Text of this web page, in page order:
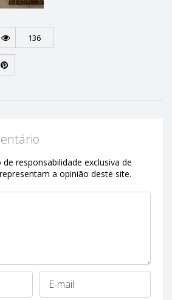
136
responsabilidade exclusiva de
a opinião deste site.